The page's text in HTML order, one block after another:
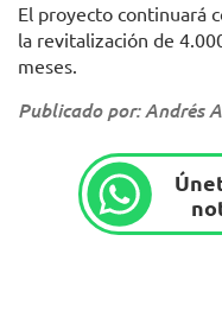
El proyecto continuará
la revitalización de
meses.
Publicado por: Andrés